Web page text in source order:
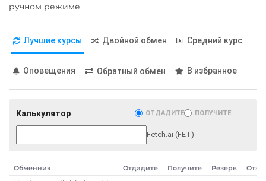
TrueUSD (TUSD)
Trust Wallet Token (TWT)
SOL
BASE
Starknet (STRK)
Stellar (XLM)
ручном режиме.
Лучшие курсы Двойной обмен Средний курс
Оповещения Обратный обмен В избранное
Калькулятор ОТДАДИТЕ ПОЛУЧИТЕ
Fetch.ai (FET)
Обменник Отдадите Получите Резерв